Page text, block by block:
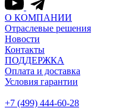
О КОМПАНИИ
Отраслевые решения
Новости
Контакты
ПОДДЕРЖКА
Оплата и доставка
Условия гарантии
+7 (499) 444-60-28